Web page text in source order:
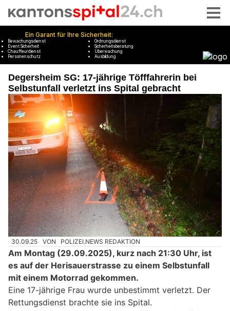
Degersheim SG: 17-jährige Töfffahrerin bei
Selbstunfall verletzt ins Spital gebracht
30.09.25 VON POLIZEI.NEWS REDAKTION
Am Montag (29.09.2025), kurz nach 21:30 Uhr, ist
es auf der Herisauerstrasse zu einem Selbstunfall
mit einem Motorrad gekommen.
Eine 17-jährige Frau wurde unbestimmt verletzt. Der
Rettungsdienst brachte sie ins Spital.